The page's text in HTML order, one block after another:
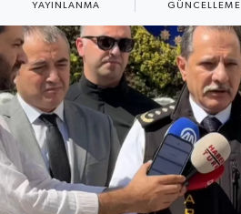
YAYINLANMA GÜNCELLEME
TÜRKİYE